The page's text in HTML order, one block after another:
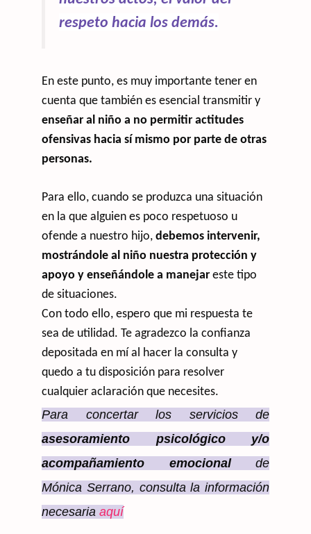
respeto hacia los demás.
En este punto, es muy importante tener en
cuenta que también es esencial transmitir y
enseñar al niño a no permitir actitudes
ofensivas hacia sí mismo por parte de otras
personas.
Para ello, cuando se produzca una situación
en la que alguien es poco respetuoso u
ofende a nuestro hijo, debemos intervenir,
mostrándole al niño nuestra protección y
apoyo y enseñándole a manejar este tipo
de situaciones.
Con todo ello, espero que mi respuesta te
sea de utilidad. Te agradezco la confianza
depositada en mí al hacer la consulta y
quedo a tu disposición para resolver
cualquier aclaración que necesites.
Para concertar los servicios de
asesoramiento
psicológico y/o
acompañamiento emocionalde
Mónica Serrano, consulta la información
necesaria aquí